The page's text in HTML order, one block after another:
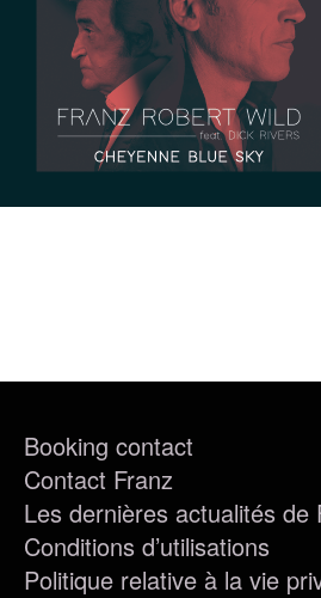
Presse & Pro
EN DE NL
Booking contact
Contact Franz
Les dernières actualités de
Conditions d’utilisations
Politique relative à la vie